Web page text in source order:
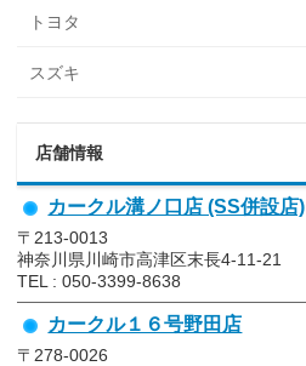
トヨタ
スズキ
店舗情報
カークル溝ノ口店 (SS併設店)
〒213-0013
神奈川県川崎市高津区末長4-11-21
TEL : 050-3399-8638
カークル１６号野田店
〒278-0026